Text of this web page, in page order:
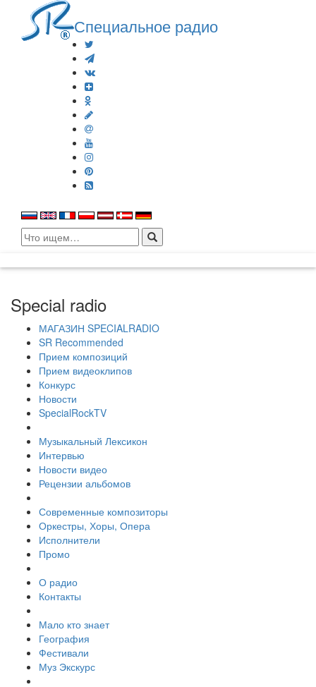
Специальное радио
Search
for:
Special radio
МАГАЗИН SPECIALRADIO
SR Recommended
Прием композиций
Прием видеоклипов
Конкурс
Новости
SpecialRockTV
Музыкальный Лексикон
Интервью
Новости видео
Рецензии альбомов
Современные композиторы
Оркестры, Хоры, Опера
Исполнители
Промо
О радио
Контакты
Мало кто знает
География
Фестивали
Муз Экскурс